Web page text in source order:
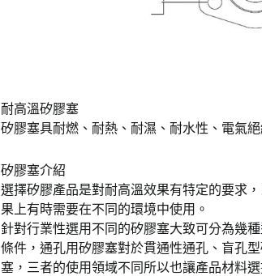
耐高溫矽膠塞
矽膠塞具耐燃、耐熱、耐濕、耐水性、電氣絕
矽膠塞介紹
選擇矽膠產品是對耐高溫效果有特定的要求
果上有時需要在不同的環境中使用。
針對行業性選用不同的矽膠塞大致可分為幾
條件，通孔用矽膠塞對於貫通性通孔、盲孔
塞，三者的使用領域不同所以也讓產品材料